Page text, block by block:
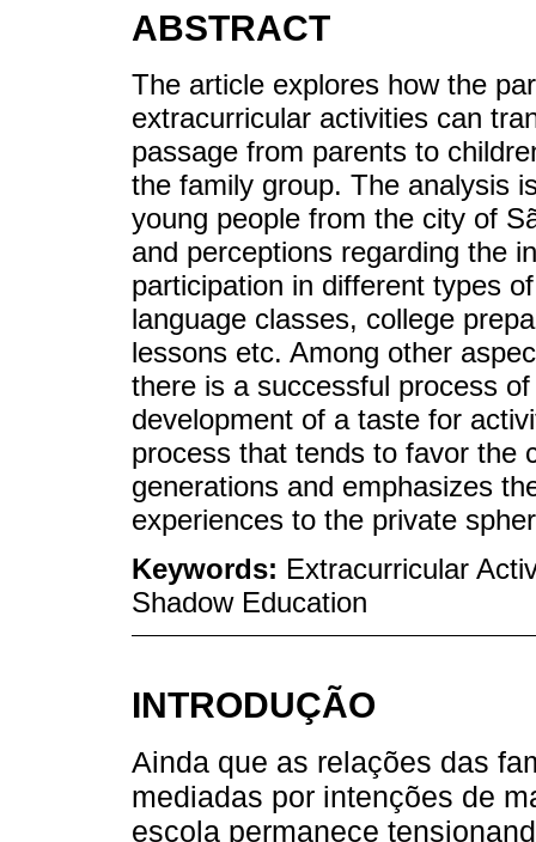
ABSTRACT
The article explores how the
extracurricular activities can
passage from parents to
the family group. The analysis
young people from the city of
and perceptions regarding the
participation in different types
language classes, college
lessons etc. Among other
there is a successful process
development of a taste for
process that tends to favor the
generations and emphasizes
experiences to the private
Keywords: Extracurricular
Shadow Education
INTRODUÇÃO
Ainda que as relações das
mediadas por intenções de
escola permanece